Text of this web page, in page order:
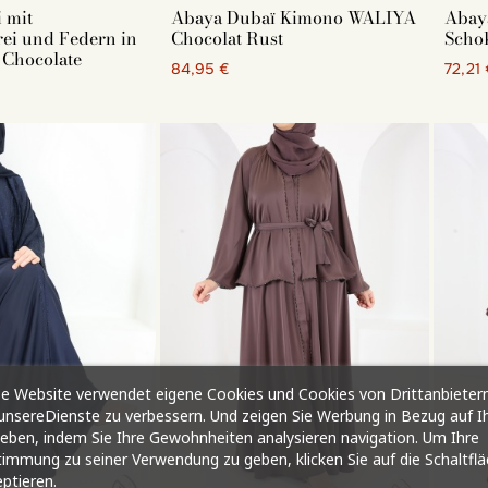
muslimische Frauen
ein ideales Kleidungsstück für das Gebet in der Moschee
Festtag getragen werden, sofern Sie die Farbe
Farben, z. B. in Altrosa, Camel, Taupe oder Beige.
Outfit-Modelle für Frauen
Abaya, Kaftan, Abaya und Kimono: Entdecken Sie
muslimische Frauen
ein ideales Kleidungsstück für das Gebet in der Moschee
Festtag getragen werden, sofern Sie die Farbe
Farben, z. B. in Altrosa, Camel, Taupe oder Beige.
mit
und Federn in
Abaya Dubaï Kimono WALIYA
Chocolat Rust
84,95 €
Website verwendet eigene Cookies und Cookies von
zu verbessern. Und zeigen Sie Werbung in Bezug auf
indem Sie Ihre Gewohnheiten analysieren navigation. Um Ihre
zu seiner Verwendung zu geben, klicken Sie auf die